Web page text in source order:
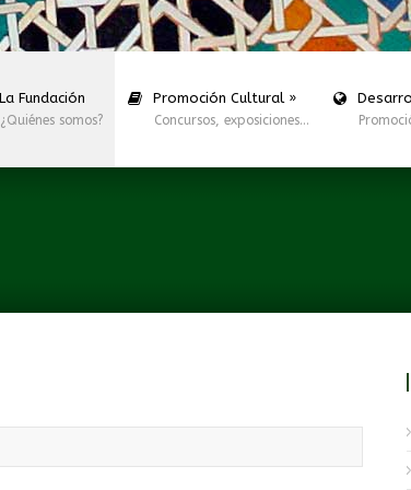
La Fundación
¿Quiénes somos?
Promoción Cultural»
Concursos, exposiciones…